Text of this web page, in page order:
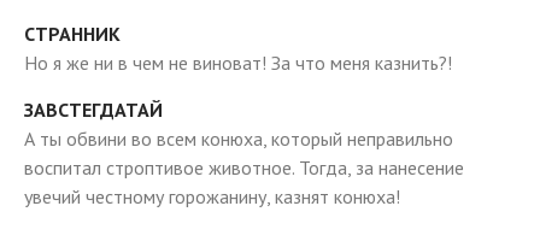
СТРАННИК
Но я же ни в чем не виноват! За что меня казнить?!
ЗАВСТЕГДАТАЙ
А ты обвини во всем конюха, который неправильно
воспитал строптивое животное. Тогда, за нанесение
увечий честному горожанину, казнят конюха!